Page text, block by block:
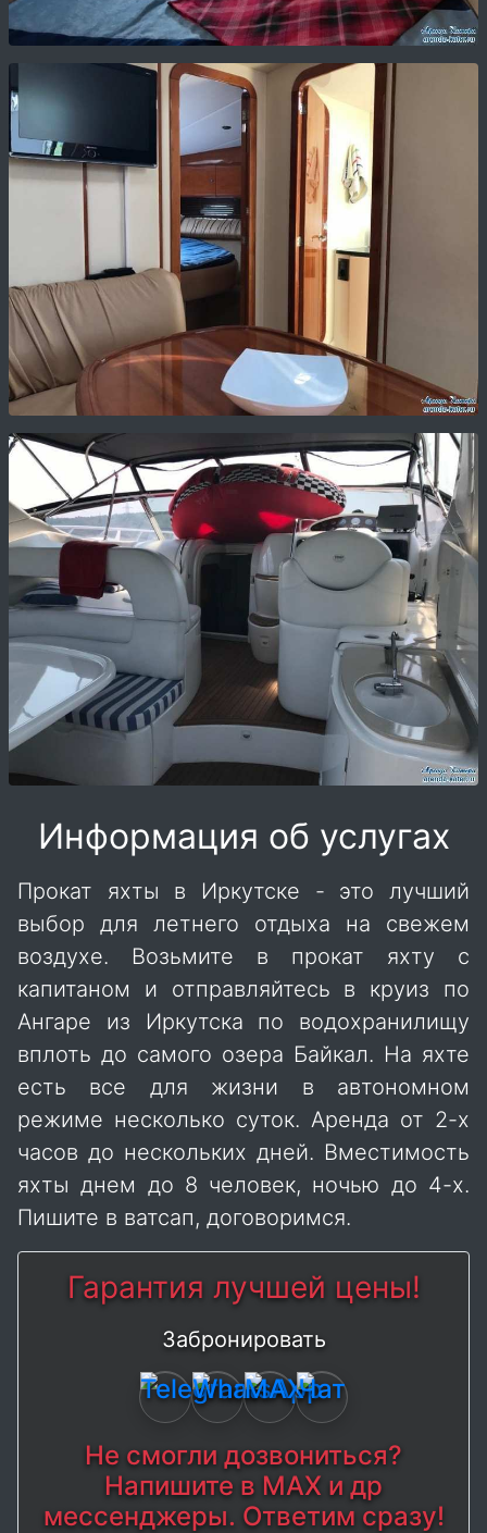
Информация об услугах
Прокат яхты в Иркутске - это лучший
выбор для летнего отдыха на свежем
воздухе. Возьмите в прокат яхту с
капитаном и отправляйтесь в круиз по
Ангаре из Иркутска по водохранилищу
вплоть до самого озера Байкал. На яхте
есть все для жизни в автономном
режиме несколько суток. Аренда от 2-х
часов до нескольких дней. Вместимость
яхты днем до 8 человек, ночью до 4-х.
Пишите в ватсап, договоримся.
Гарантия лучшей цены!
Забронировать
Не смогли дозвониться?
Напишите в MAX и др
мессенджеры. Ответим сразу!